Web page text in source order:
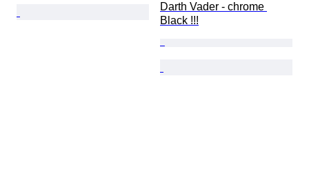
Darth Vader - chrome
Black !!!